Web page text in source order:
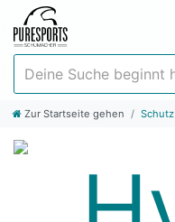
Zur Startseite gehen Schutz